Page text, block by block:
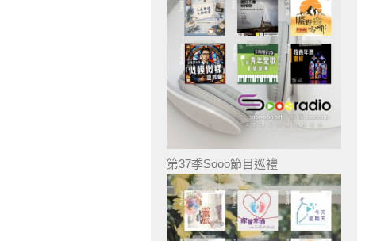
第37季Sooo節目巡禮